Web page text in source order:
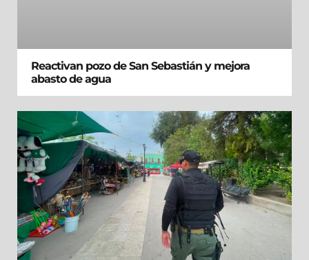
Reactivan pozo de San Sebastián y mejora
abasto de agua